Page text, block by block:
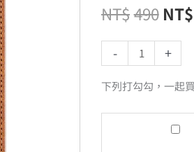
NT$490 NT$
- +
下列打勾勾，一起
A5